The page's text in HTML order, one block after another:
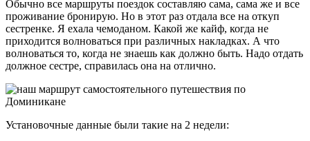
Обычно все маршруты поездок составляю сама, сама же и все
проживание бронирую. Но в этот раз отдала все на откуп
сестренке. Я ехала чемоданом. Какой же кайф, когда не
приходится волноваться при различных накладках. А что
волноваться то, когда не знаешь как должно быть. Надо отдать
должное сестре, справилась она на отлично.
Установочные данные были такие на 2 недели: